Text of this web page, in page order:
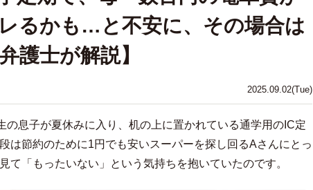
2025.09.02(Tue)
るかも…と不安に、その場合は
護士が解説】
の息子が夏休みに入り、机の上に置かれている通学用のIC定
は節約のために1円でも安いスーパーを探し回るAさんにとっ
て「もったいない」という気持ちを抱いていたのです。